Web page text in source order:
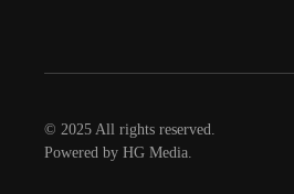
© 2025 All rights reserved.
Powered by HG Media.